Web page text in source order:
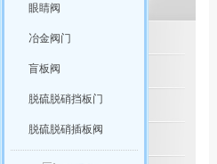
脱硫脱硝产品推荐
脱硫脱硝阀门系列
水利控制阀系列
眼睛阀
冶金阀门
盲板阀
脱硫脱硝挡板门
脱硫脱硝插板阀